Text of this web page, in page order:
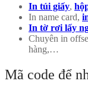
In túi giấy,
In name card,
In tờ rơi lấy
Chuyên in
hàng,…
Mã code để